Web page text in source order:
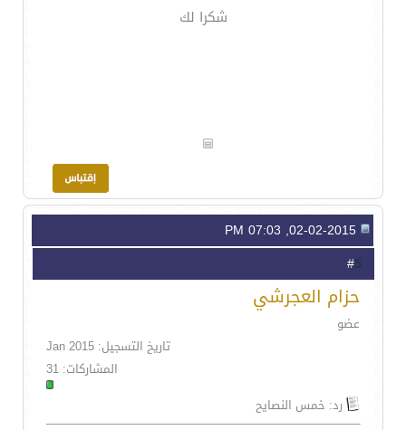
شكرا لك
5
حزام العجرشي
عضو
تاريخ التسجيل: Jan 2015
المشاركات: 31
رد: خمس النصايح